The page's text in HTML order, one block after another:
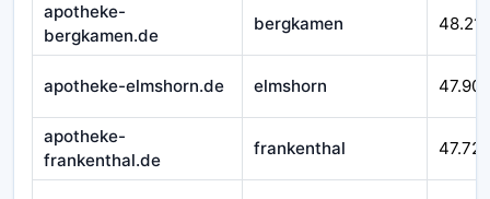
apotheke-
bergkamen.de
bergkamen 48.218
apotheke-elmshorn.de elmshorn 47.907
apotheke-
frankenthal.de
frankenthal 47.727